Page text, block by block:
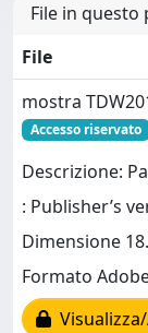
File in
File
mostra
Accesso riservato
Descrizione:
: Publisher’s
Dimensione
Formato